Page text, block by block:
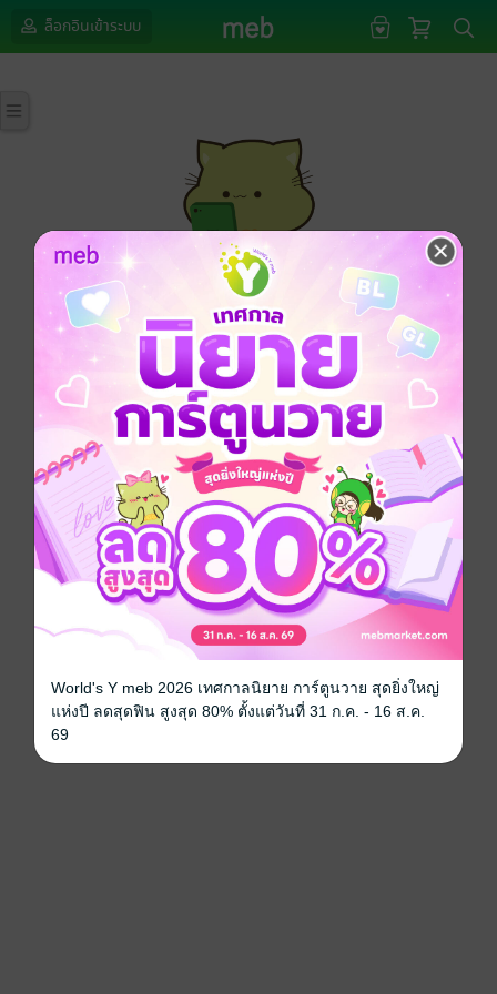
ล็อกอินเข้าระบบ
กรุณาเข้าสู่ระบบก่อนดำเนินรายการด้วยค่ะ
ล็อกอินเข้าระบบ
World's Y meb 2026 เทศกาลนิยาย การ์ตูนวาย สุดยิ่งใหญ่
แห่งปี ลดสุดฟิน สูงสุด 80% ตั้งแต่วันที่ 31 ก.ค. - 16 ส.ค.
69